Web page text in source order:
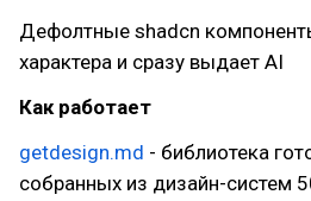
Дефолтные shadcn
характера и сразу выдает AI
Как работает
getdesign.md - библиотека
собранных из дизайн-систем